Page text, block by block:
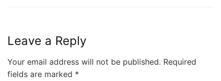
Leave a Reply
Your email address will not be published. Required
fields are marked *